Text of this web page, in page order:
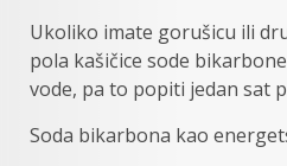
Ukoliko imate gorušicu ili
pola kašičice sode
vode, pa to popiti jedan sat
Soda bikarbona kao